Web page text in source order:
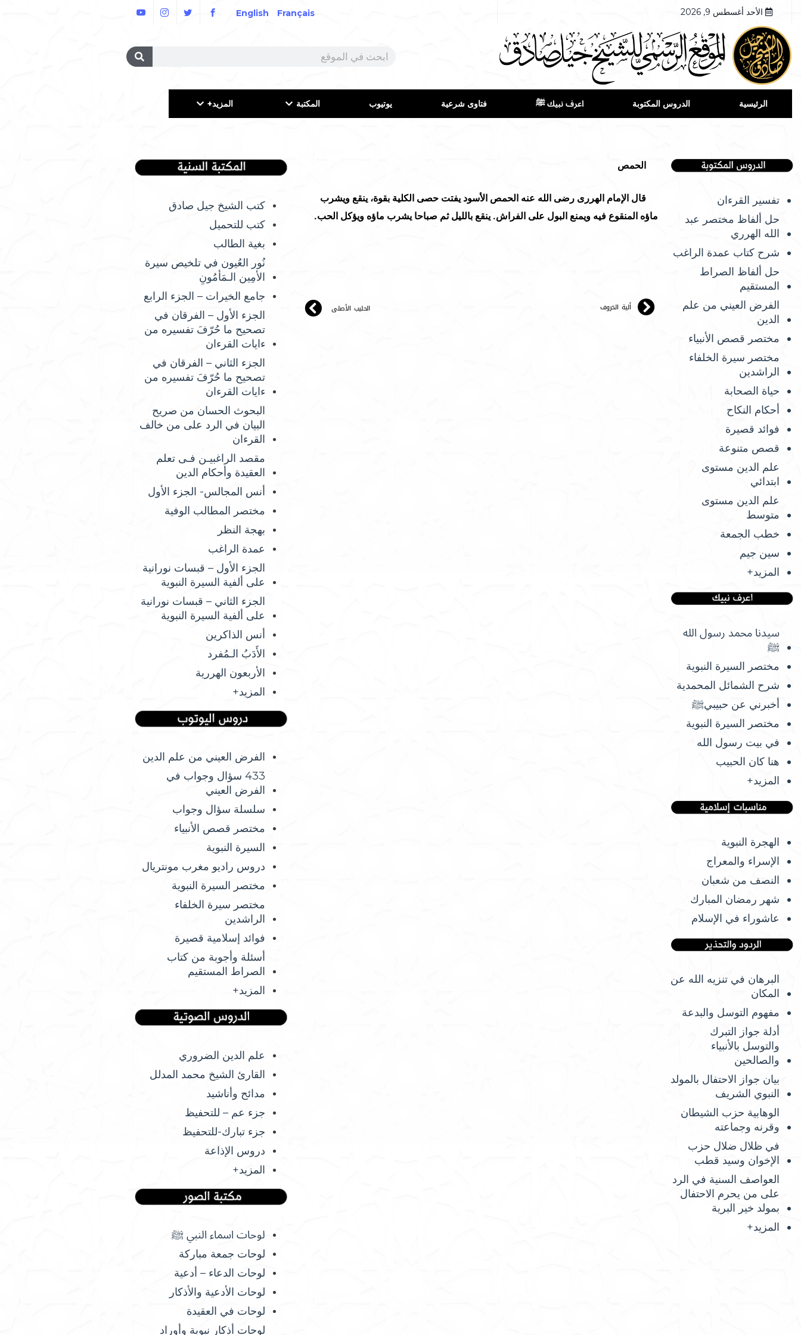
الأحد أغسطس 9, 2026 Français
English
الرئيسية الدروس المكتوبة اعرف نبيك ﷺ فتاوى شرعية يوتيوب المكتبة المزيد+
تفسير القرءان
حل ألفاظ مختصر عبد
الله الهرري
شرح كتاب عمدة الراغب
حل ألفاظ الصراط
المستقيم
الفرض العيني من علم
الدين
مختصر قصص الأنبياء
مختصر سيرة الخلفاء
الراشدين
حياة الصحابة
أحكام النكاح
فوائد قصيرة
قصص متنوعة
علم الدين مستوى
ابتدائي
علم الدين مستوى
متوسط
خطب الجمعة
سين جيم
المزيد+
سيدنا محمد رسول الله
ﷺ
مختصر السيرة النبوية
شرح الشمائل المحمدية
أخبرني عن حبيبيﷺ
مختصر السيرة النبوية
في بيت رسول الله
هنا كان الحبيب
المزيد+
الهجرة النبوية
الإسراء والمعراج
النصف من شعبان
شهر رمضان المبارك
عاشوراء في الإسلام
البرهان في تنزيه الله عن
المكان
مفهوم التوسل والبدعة
أدلة جواز التبرك
والتوسل بالأنبياء
والصالحين
بيان جواز الاحتفال بالمولد
النبوي الشريف
الوهابية حزب الشيطان
وقرنه وجماعته
في ظلال ضلال حزب
الإخوان وسيد قطب
العواصف السنية في الرد
على من يحرم الاحتفال
بمولد خير البرية
المزيد+
الحمص
قال الإمام الهررى رضى الله عنه الحمص الأسود يفتت حصى الكلية بقوة، ينقع ويشرب
ماؤه المنقوع فيه ويمنع البول على الفراش. ينقع بالليل ثم صباحا يشرب ماؤه ويؤكل الحب.
ألية الخروف الحليب الأصلى
كتب الشيخ جيل صادق
كتب للتحميل
بغية الطالب
نُور العُيون في تلخيص سيرة
الأمِين الـمَأمُونِ
جامع الخيرات – الجزء الرابع
الجزء الأول – الفرقان في
تصحيح ما حُرّفَ تفسيره من
ءايات القرءان
الجزء الثاني – الفرقان في
تصحيح ما حُرّفَ تفسيره من
ءايات القرءان
البحوث الحسان من صريح
البيان في الرد على من خالف
القرءان
مقصد الراغبيـن فـى تعلم
العقيدة وأحكام الدين
أنس المجالس- الجزء الأول
مختصر المطالب الوفية
بهجة النظر
عمدة الراغب
الجزء الأول – قبسات نورانية
على ألفية السيرة النبوية
الجزء الثاني – قبسات نورانية
على ألفية السيرة النبوية
أنس الذاكرين
الأَدَبُ الـمُفرد
الأربعون الهررية
المزيد+
الفرض العيني من علم الدين
433 سؤال وجواب في
الفرض العيني
سلسلة سؤال وجواب
مختصر قصص الأنبياء
السيرة النبوية
دروس راديو مغرب مونتريال
مختصر السيرة النبوية
مختصر سيرة الخلفاء
الراشدين
فوائد إسلامية قصيرة
أسئلة وأجوبة من كتاب
الصراط المستقيم
المزيد+
علم الدين الضروري
القارئ الشيخ محمد المدلل
مدائح وأناشيد
جزء عم – للتحفيظ
جزء تبارك-للتحفيظ
دروس الإذاعة
المزيد+
لوحات اسماء النبي ﷺ
لوحات جمعة مباركة
لوحات الدعاء – أدعية
لوحات الأدعية والأذكار
لوحات في العقيدة
لوحات أذكار نبوية وأوراد